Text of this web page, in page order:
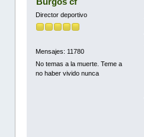
Director deportivo
Mensajes: 11780
No temas a la muerte. Teme a
no haber vivido nunca